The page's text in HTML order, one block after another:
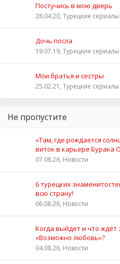
Постучись в мою дверь
28.04.20, Турецкие сериалы
Дочь посла
19.07.19, Турецкие сериалы
Мои братья и сестры
25.02.21, Турецкие сериалы
Не пропустите
«Там, где рождается
виток в карьере Бурака
07.08.26, Новости
6 турецких
всю страну!
06.08.26, Новости
Когда выйдет и что ждёт
«Возможно любовь»?
04.08.26, Новости